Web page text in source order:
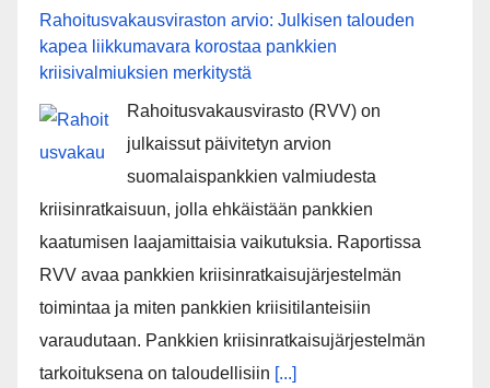
Rahoitusvakausviraston arvio: Julkisen talouden
kapea liikkumavara korostaa pankkien
kriisivalmiuksien merkitystä
Rahoitusvakausvirasto (RVV) on
julkaissut päivitetyn arvion
suomalaispankkien valmiudesta
kriisinratkaisuun, jolla ehkäistään pankkien
kaatumisen laajamittaisia vaikutuksia. Raportissa
RVV avaa pankkien kriisinratkaisujärjestelmän
toimintaa ja miten pankkien kriisitilanteisiin
varaudutaan. Pankkien kriisinratkaisujärjestelmän
tarkoituksena on taloudellisiin [...]